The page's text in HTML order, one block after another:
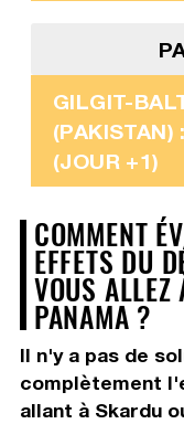
GILGIT-
(PAKISTAN)
(JOUR +1)
COMMENT
EFFETS DU
VOUS
PANAMA ?
Il n'y a pas de
complètement
allant à Skardu